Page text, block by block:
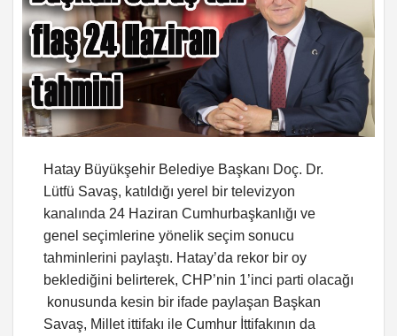
Hatay Büyükşehir Belediye Başkanı Doç. Dr.
Lütfü Savaş, katıldığı yerel bir televizyon
kanalında 24 Haziran Cumhurbaşkanlığı ve
genel seçimlerine yönelik seçim sonucu
tahminlerini paylaştı. Hatay’da rekor bir oy
beklediğini belirterek, CHP’nin 1’inci parti olacağı
konusunda kesin bir ifade paylaşan Başkan
Savaş, Millet ittifakı ile Cumhur İttifakının da